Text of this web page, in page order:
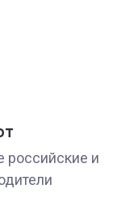
российские и